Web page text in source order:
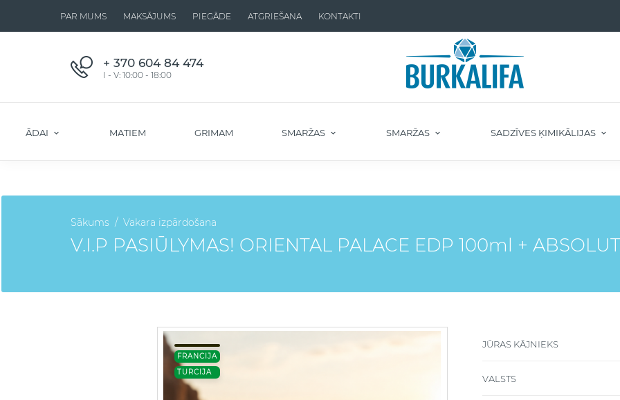
PAR MUMS MAKSĀJUMS PIEGĀDE ATGRIEŠANA KONTAKTI
+ 370 604 84 474
I - V: 10:00 - 18:00
ĀDAI MATIEM GRIMAM SMARŽAS SMARŽAS SADZĪVES ĶIMIKĀLIJAS
Sākums Vakara izpārdošana
V.I.P PASIŪLYMAS! ORIENTAL PALACE EDP 100ml +
FRANCIJA
TURCIJA
JŪRAS KĀJNIEKS
VALSTS